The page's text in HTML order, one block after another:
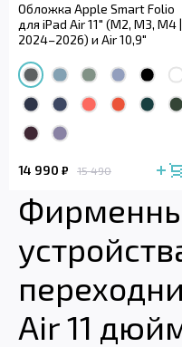
Обложка Apple Smart Folio
для iPad Air 11" (M2, M3, M4 |
2024–2026) и Air 10,9"
14 990 ₽ 15 490
Air 11